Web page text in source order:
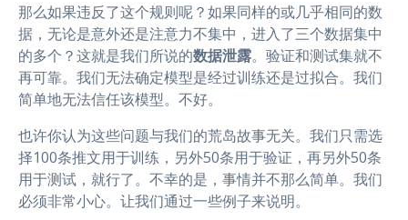
那么如果违反了这个规则呢？如果同样的或几乎相同的数
据，无论是意外还是注意力不集中，进入了三个数据集中
的多个？这就是我们所说的数据泄露。验证和测试集就不
再可靠。我们无法确定模型是经过训练还是过拟合。我们
简单地无法信任该模型。不好。
也许你认为这些问题与我们的荒岛故事无关。我们只需选
择100条推文用于训练，另外50条用于验证，再另外50条
用于测试，就行了。不幸的是，事情并不那么简单。我们
必须非常小心。让我们通过一些例子来说明。